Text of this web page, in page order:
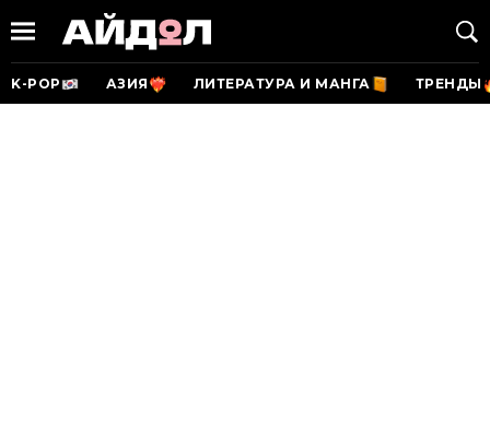
K-POP АЗИЯ ЛИТЕРАТУРА И МАНГА ТРЕНДЫ